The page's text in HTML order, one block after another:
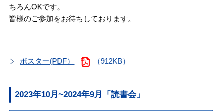
ちろんOKです。
皆様のご参加をお待ちしております。
ポスター(PDF） （912KB）
2023年10月~2024年9月「読書会」